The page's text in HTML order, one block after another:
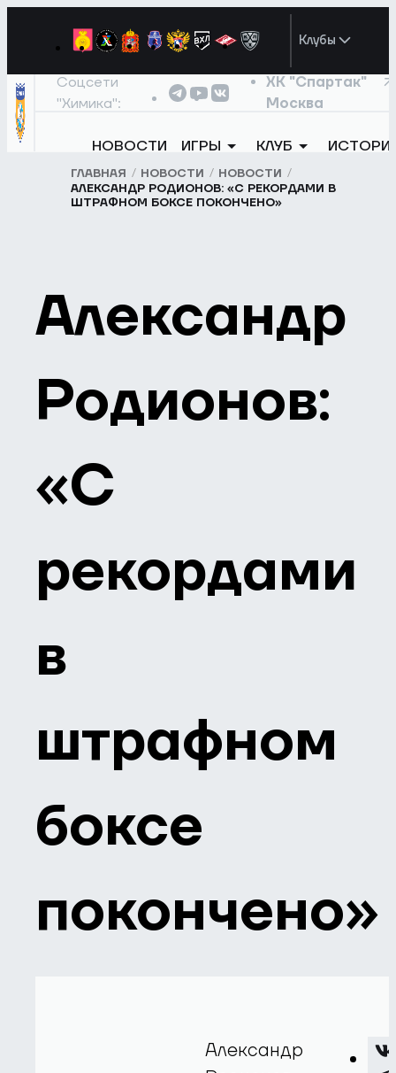
Клубы
Соцсети
"Химика":
ХК "Спартак"
Москва
НОВОСТИ ИГРЫ КЛУБ
ГЛАВНАЯ НОВОСТИ
НОВОСТИ
АЛЕКСАНДР РОДИОНОВ: «С РЕКОРДАМИ В
ШТРАФНОМ БОКСЕ ПОКОНЧЕНО»
Александр
Родионов:
«С
рекордами
в
штрафном
боксе
покончено»
Александр